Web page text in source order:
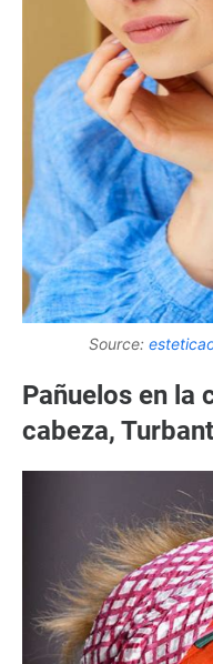
Source:
Pañuelos en la
cabeza,